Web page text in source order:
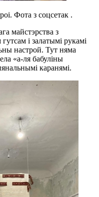
Фота з соцсетак .
майстэрства з
і залатымі рукамі
настрой. Тут няма
«а-ля бабуліны
каранямі.